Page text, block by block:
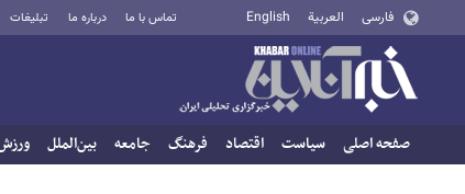
فارسی العربية English تماس با ما درباره ما تبلیغات
صفحه اصلی سیاست اقتصاد فرهنگ جامعه بین‌الملل